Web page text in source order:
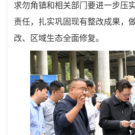
求勿角镇和相关部门要进一步压
责任，扎实巩固现有整改成果，
改、区域生态全面修复。